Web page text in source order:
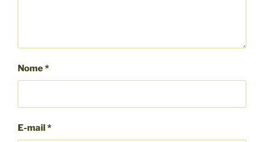
Nome*
E-mail*